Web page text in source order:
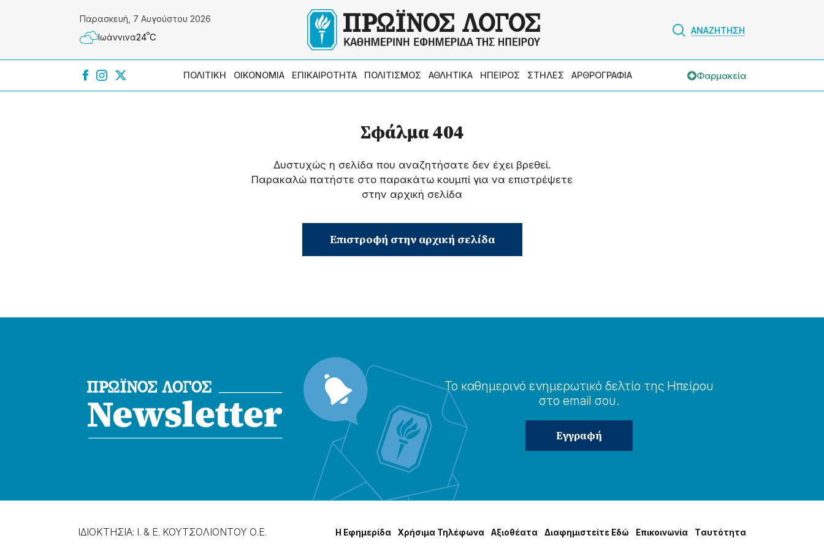
Παρασκευή, 7 Αυγούστου 2026
Ιωάννɩνα24ºC
ΑΝΑΖΗΤΗΣΗ
ΠΟΛΙΤΙΚΗ ΟΙΚΟΝΟΜΙΑ ΕΠΙΚΑΙΡΟΤΗΤΑ ΠΟΛΙΤΙΣΜΟΣ ΑΘΛΗΤΙΚΑ ΗΠΕΙΡΟΣ ΣΤΗΛΕΣ ΑΡΘΡΟΓΡΑΦΙΑ Φαρμακεία
Σφάλμα 404
Δυστυχώς η σελίδα που αναζητήσατε δεν έχει βρεθεί.
Παρακαλώ πατήστε στο παρακάτω κουμπί για να επιστρέψετε
στην αρχική σελίδα
Επιστροφή στην αρχική σελίδα
Το καθημερɩνό ενημερωτɩκό δελτίο της Ηπείρου
στο email σου.
ΙΔΙΟΚΤΗΣΙΑ: Ι. & Ε. ΚΟΥΤΣΟΛΙΟΝΤΟΥ Ο.Ε. Η Εφημερίδα Χρήσɩμα Τηλέφωνα Αξɩοθέατα Δɩαφημɩστείτε Εδώ Επɩκοɩνωνία Tαυτότητα